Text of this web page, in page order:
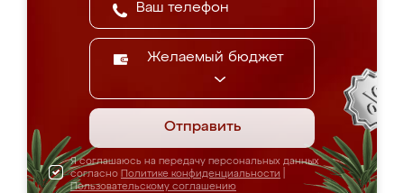
Желаемый бюджет
Отправить
Я соглашаюсь на передачу персональных данных
согласно Политике конфиденциальности
Пользовательскому соглашению